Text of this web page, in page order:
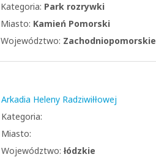
Kategoria: Park rozrywki
Miasto: Kamień Pomorski
Województwo: Zachodniopomorskie
Arkadia Heleny Radziwiłłowej
Kategoria:
Miasto:
Województwo: łódzkie